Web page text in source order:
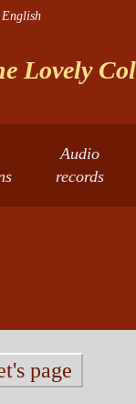
English
Lovely
Audio
records
page